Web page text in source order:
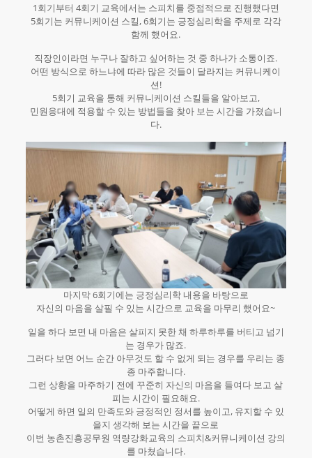
1회기부터 4회기 교육에서는 스피치를 중점적으로 진행했다면
5회기는 커뮤니케이션 스킬, 6회기는 긍정심리학을 주제로 각각
함께 했어요.
직장인이라면 누구나 잘하고 싶어하는 것 중 하나가 소통이죠.
어떤 방식으로 하느냐에 따라 많은 것들이 달라지는 커뮤니케이
션!
5회기 교육을 통해 커뮤니케이션 스킬들을 알아보고,
민원응대에 적용할 수 있는 방법들을 찾아 보는 시간을 가졌습니
다.
마지막 6회기에는 긍정심리학 내용을 바탕으로
자신의 마음을 살필 수 있는 시간으로 교육을 마무리 했어요~
일을 하다 보면 내 마음은 살피지 못한 채 하루하루를 버티고 넘기
는 경우가 많죠.
그러다 보면 어느 순간 아무것도 할 수 없게 되는 경우를 우리는 종
종 마주합니다.
그런 상황을 마주하기 전에 꾸준히 자신의 마음을 들여다 보고 살
피는 시간이 필요해요.
어떻게 하면 일의 만족도와 긍정적인 정서를 높이고, 유지할 수 있
을지 생각해 보는 시간을 끝으로
이번 농촌진흥공무원 역량강화교육의 스피치&커뮤니케이션 강의
를 마쳤습니다.